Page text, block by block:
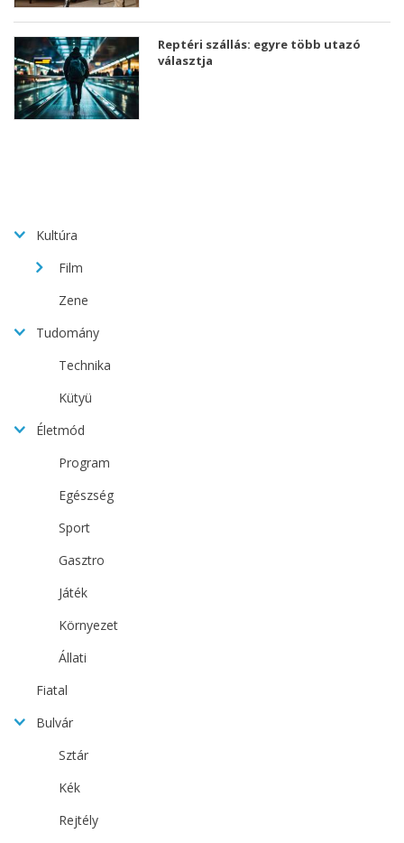
Reptéri szállás: egyre több utazó
választja
Kultúra
Film
Zene
Tudomány
Technika
Kütyü
Életmód
Program
Egészség
Sport
Gasztro
Játék
Környezet
Állati
Fiatal
Bulvár
Sztár
Kék
Rejtély